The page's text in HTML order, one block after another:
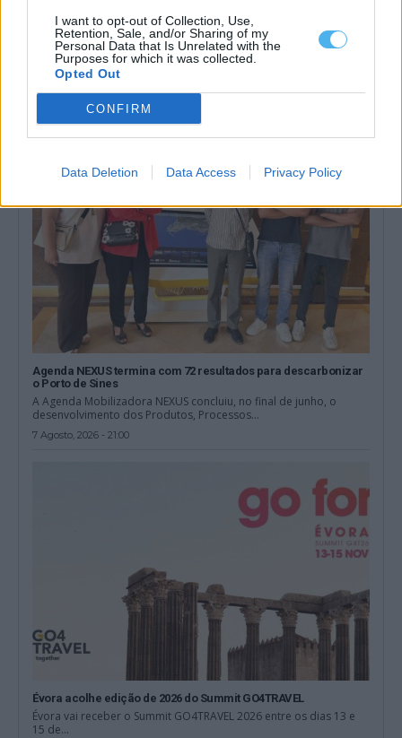
I want to opt-out of Collection, Use,
Retention, Sale, and/or Sharing of my
Personal Data that Is Unrelated with the
Purposes for which it was collected.
Opted Out
CONFIRM
Data Deletion Data Access Privacy Policy
ASAE encerra dois restaurantes e zona de refeições de centro
comercial em Évora
A Autoridade de Segurança Alimentar e Económica (ASAE)
8 Agosto, 2026 - 00:31
Agenda NEXUS termina com 72 resultados para descarbonizar
o Porto de Sines
A Agenda Mobilizadora NEXUS concluiu, no final de junho, o
desenvolvimento dos Produtos, Processos...
7 Agosto, 2026 - 21:00
Évora acolhe edição de 2026 do Summit GO4TRAVEL
Évora vai receber o Summit GO4TRAVEL 2026 entre os dias 13 e
15 de...